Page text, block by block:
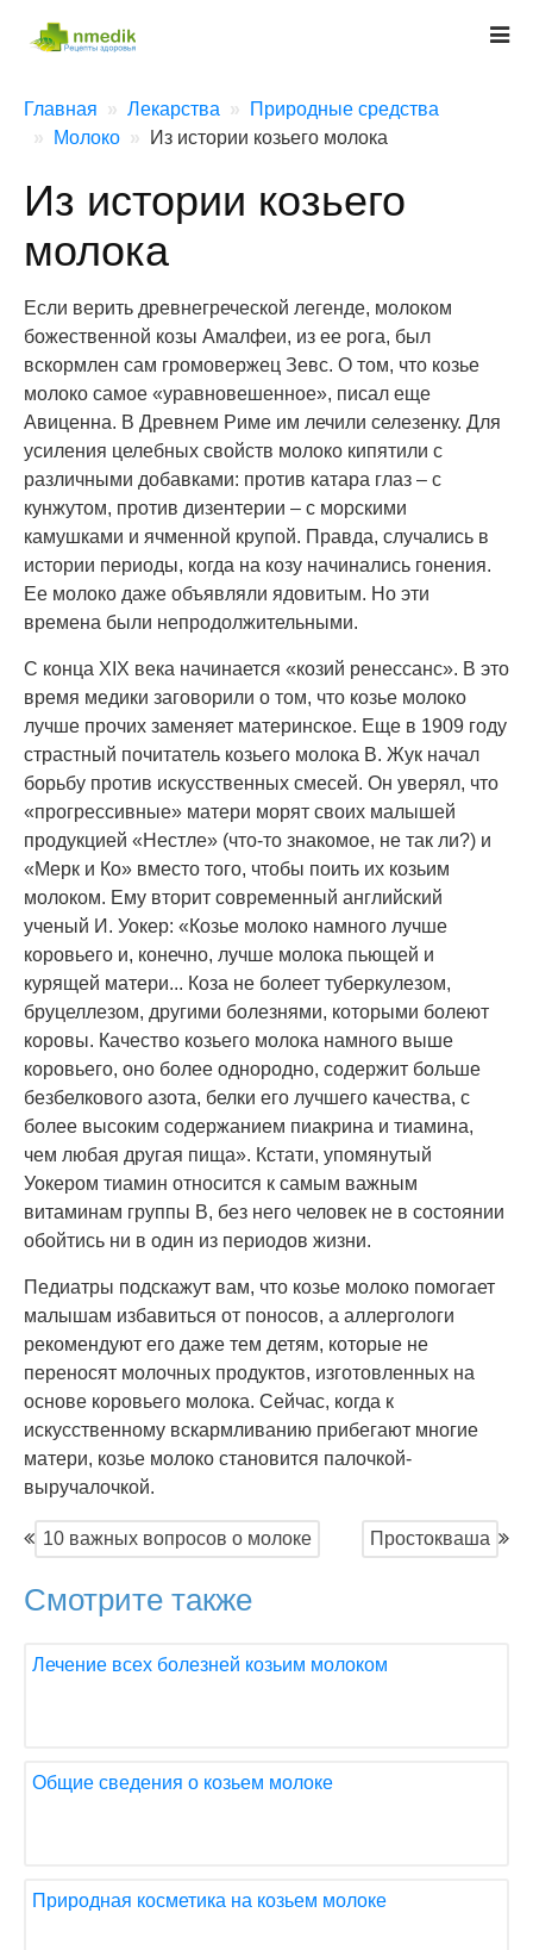
Главная Лекарства
Природные средства
Молоко
Из истории козьего молока
Из истории козьего
молока
Если верить древнегреческой легенде, молоком
божественной козы Амалфеи, из ее рога, был
вскормлен сам громовержец Зевс. О том, что козье
молоко самое «уравновешенное», писал еще
Авиценна. В Древнем Риме им лечили селезенку. Для
усиления целебных свойств молоко кипятили с
различными добавками: против катара глаз – с
кунжутом, против дизентерии – с морскими
камушками и ячменной крупой. Правда, случались в
истории периоды, когда на козу начинались гонения.
Ее молоко даже объявляли ядовитым. Но эти
времена были непродолжительными.
С конца XIX века начинается «козий ренессанс». В это
время медики заговорили о том, что козье молоко
лучше прочих заменяет материнское. Еще в 1909 году
страстный почитатель козьего молока В. Жук начал
борьбу против искусственных смесей. Он уверял, что
«прогрессивные» матери морят своих малышей
продукцией «Нестле» (что-то знакомое, не так ли?) и
«Мерк и Ко» вместо того, чтобы поить их козьим
молоком. Ему вторит современный английский
ученый И. Уокер: «Козье молоко намного лучше
коровьего и, конечно, лучше молока пьющей и
курящей матери... Коза не болеет туберкулезом,
бруцеллезом, другими болезнями, которыми болеют
коровы. Качество козьего молока намного выше
коровьего, оно более однородно, содержит больше
безбелкового азота, белки его лучшего качества, с
более высоким содержанием пиакрина и тиамина,
чем любая другая пища». Кстати, упомянутый
Уокером тиамин относится к самым важным
витаминам группы В, без него человек не в состоянии
обойтись ни в один из периодов жизни.
Педиатры подскажут вам, что козье молоко помогает
малышам избавиться от поносов, а аллергологи
рекомендуют его даже тем детям, которые не
переносят молочных продуктов, изготовленных на
основе коровьего молока. Сейчас, когда к
искусственному вскармливанию прибегают многие
матери, козье молоко становится палочкой-
выручалочкой.
10 важных вопросов о молоке Простокваша
Смотрите также
Лечение всех болезней козьим молоком
Общие сведения о козьем молоке
Природная косметика на козьем молоке